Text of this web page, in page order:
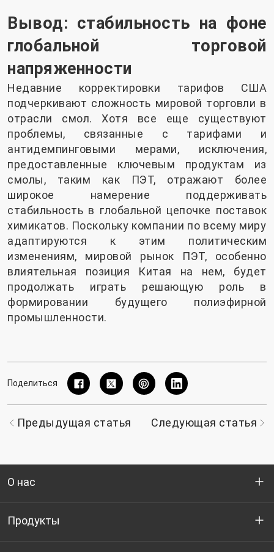
Вывод: стабильность на фоне
глобальной торговой
напряженности
Недавние корректировки тарифов США
подчеркивают сложность мировой торговли в
отрасли смол. Хотя все еще существуют
проблемы, связанные с тарифами и
антидемпинговыми мерами, исключения,
предоставленные ключевым продуктам из
смолы, таким как ПЭТ, отражают более
широкое намерение поддерживать
стабильность в глобальной цепочке поставок
химикатов. Поскольку компании по всему миру
адаптируются к этим политическим
изменениям, мировой рынок ПЭТ, особенно
влиятельная позиция Китая на нем, будет
продолжать играть решающую роль в
формировании будущего полиэфирной
промышленности.
Поделиться
Предыдущая статья Следующая статья
О нас
Кто мы
Продукты